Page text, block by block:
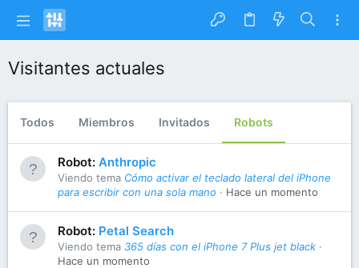
Visitantes actuales
Todos Miembros Invitados Robots
Robot: Anthropic
Viendo tema Cómo activar el teclado lateral del iPhone
para escribir con una sola mano
Hace un momento
Robot: Petal Search
Viendo tema 365 días con el iPhone 7 Plus jet black
Hace un momento